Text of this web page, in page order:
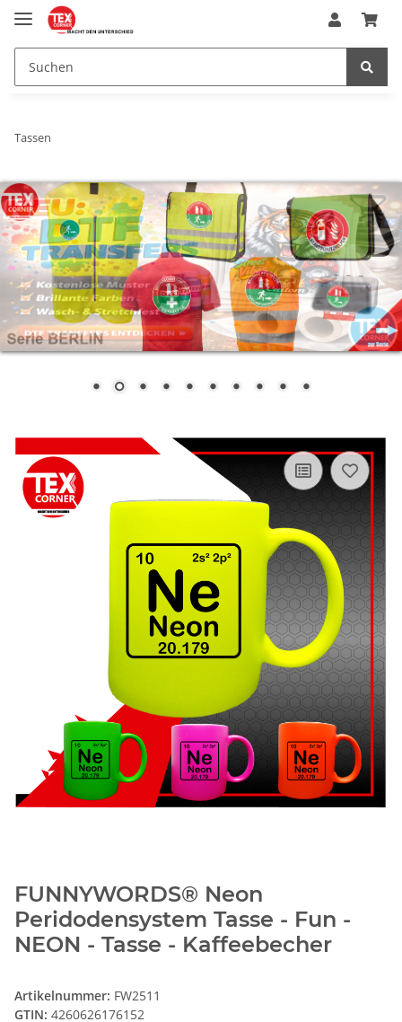
Tassen
FUNNYWORDS® Neon
Peridodensystem Tasse - Fun -
NEON - Tasse - Kaffeebecher
Artikelnummer: FW2511
GTIN: 4260626176152